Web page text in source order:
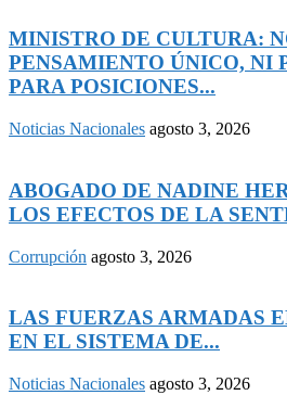
MINISTRO DE CULTURA:
PENSAMIENTO ÚNICO, NI
PARA POSICIONES...
Noticias Nacionales agosto 3, 2026
ABOGADO DE NADINE
LOS EFECTOS DE LA
Corrupción agosto 3, 2026
LAS FUERZAS ARMADAS
EN EL SISTEMA DE...
Noticias Nacionales agosto 3, 2026